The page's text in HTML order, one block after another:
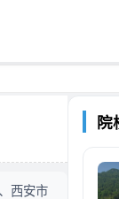
西安市
院